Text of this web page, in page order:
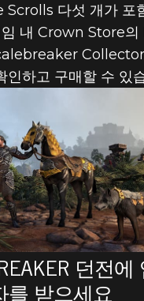
다섯 개가 포
임 내 Crown Store
하고 구매할 수 있
던전에
를 받으세요